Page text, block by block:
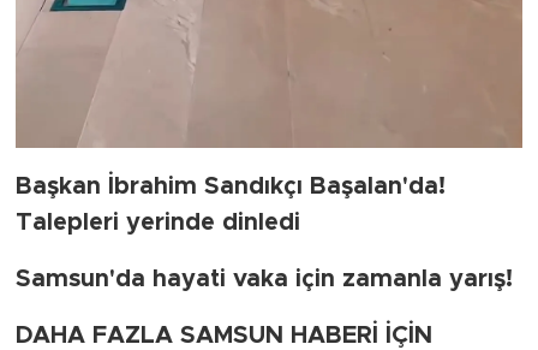
Başkan İbrahim Sandıkçı Başalan'da!
Talepleri yerinde dinledi
Samsun'da hayati vaka için zamanla yarış!
DAHA FAZLA SAMSUN HABERİ İÇİN